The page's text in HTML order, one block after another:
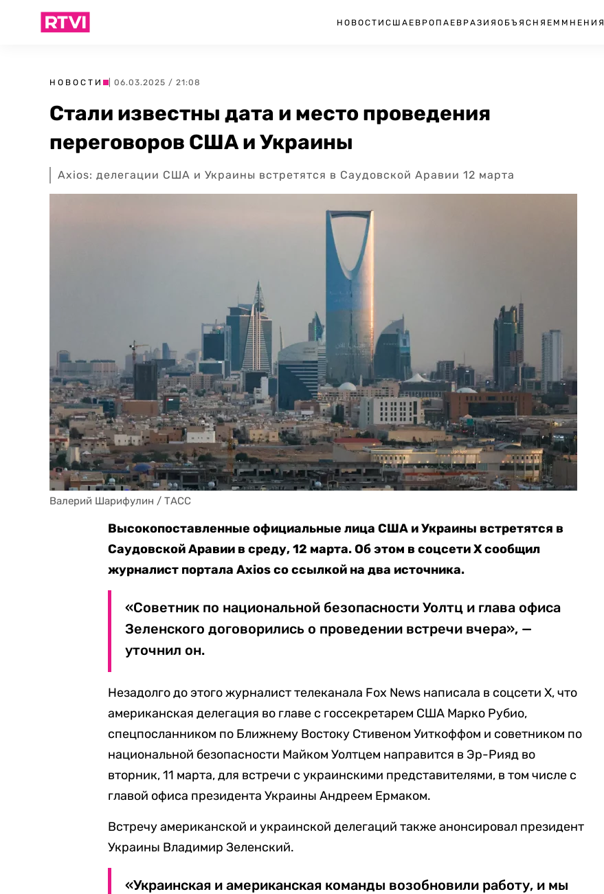
НОВОСТИ США ЕВРОПА ЕВРАЗИЯ ОБЪЯСНЯЕМ МНЕНИЯ
НОВОСТИ | 06.03.2025 / 21:08
Стали известны дата и место проведения
переговоров США и Украины
Axios: делегации США и Украины встретятся в Саудовской Аравии 12 марта
Валерий Шарифулин / ТАСС
Высокопоставленные официальные лица США и Украины встретятся в
Саудовской Аравии в среду, 12 марта. Об этом в соцсети Х сообщил
журналист портала Axios со ссылкой на два источника.
«Советник по национальной безопасности Уолтц и глава офиса
Зеленского договорились о проведении встречи вчера», —
уточнил он.
Незадолго до этого журналист телеканала Fox News написала в соцсети X, что
американская делегация во главе с госсекретарем США Марко Рубио,
спецпосланником по Ближнему Востоку Стивеном Уиткоффом и советником по
национальной безопасности Майком Уолтцем направится в Эр-Рияд во
вторник, 11 марта, для встречи с украинскими представителями, в том числе с
главой офиса президента Украины Андреем Ермаком.
Встречу американской и украинской делегаций также анонсировал президент
Украины Владимир Зеленский.
«Украинская и американская команды возобновили работу, и мы